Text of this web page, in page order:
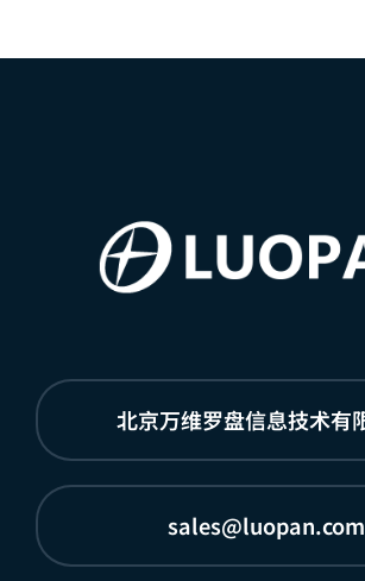
北京万维罗盘信息技术有
sales@luopan.com